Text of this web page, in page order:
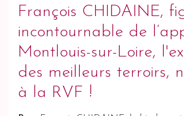
François CHIDAINE,
incontournable de
Montlouis-sur-Loire,
des meilleurs terroirs,
à la RVF !